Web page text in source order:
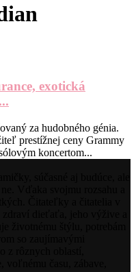
exotická
za hudobného génia.
prestížnej ceny Grammy
koncertom...